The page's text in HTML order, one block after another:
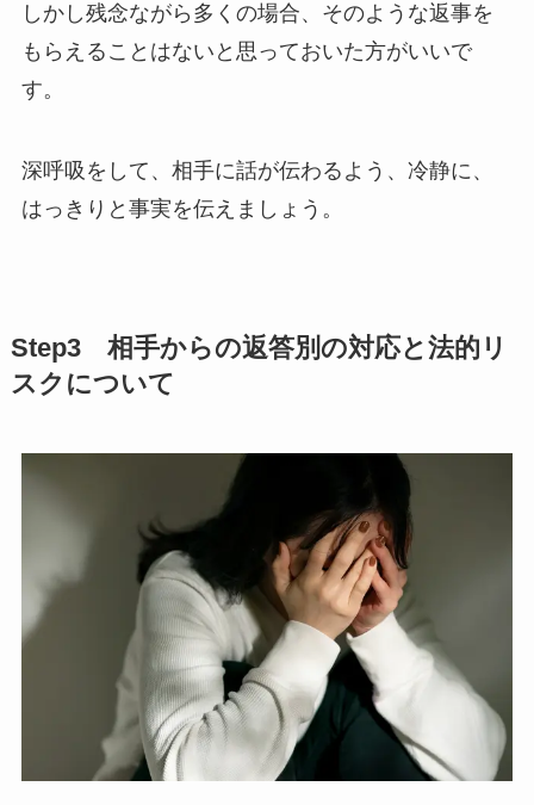
しかし残念ながら多くの場合、そのような返事を
もらえることはないと思っておいた方がいいで
す。
深呼吸をして、相手に話が伝わるよう、冷静に、
はっきりと事実を伝えましょう。
Step3 相手からの返答別の対応と法的リ
スクについて